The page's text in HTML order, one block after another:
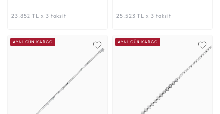
23.852 TL x 3 taksit 25.523 TL x 3 taksit
AYNI GÜN KARGO AYNI GÜN KARGO